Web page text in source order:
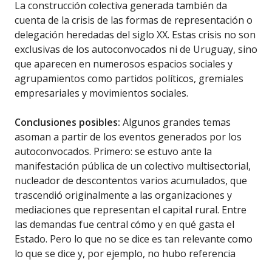
La construcción colectiva generada también da
cuenta de la crisis de las formas de representación o
delegación heredadas del siglo XX. Estas crisis no son
exclusivas de los autoconvocados ni de Uruguay, sino
que aparecen en numerosos espacios sociales y
agrupamientos como partidos políticos, gremiales
empresariales y movimientos sociales.
Conclusiones posibles: Algunos grandes temas
asoman a partir de los eventos generados por los
autoconvocados. Primero: se estuvo ante la
manifestación pública de un colectivo multisectorial,
nucleador de descontentos varios acumulados, que
trascendió originalmente a las organizaciones y
mediaciones que representan el capital rural. Entre
las demandas fue central cómo y en qué gasta el
Estado. Pero lo que no se dice es tan relevante como
lo que se dice y, por ejemplo, no hubo referencia